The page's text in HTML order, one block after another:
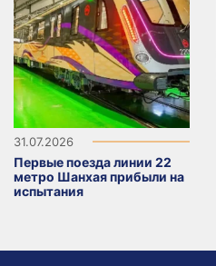
31.07.2026
Первые поезда линии 22
метро Шанхая прибыли на
испытания